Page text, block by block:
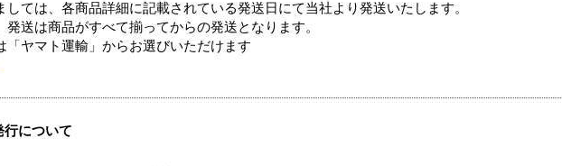
ては、各商品詳細に記載されている発送日にて当社より発送いたします。
送は商品がすべて揃ってからの発送となります。
ヤマト運輸」からお選びいただけます
行について